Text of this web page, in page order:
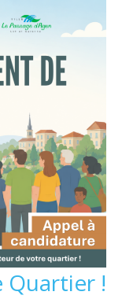
Quartier !